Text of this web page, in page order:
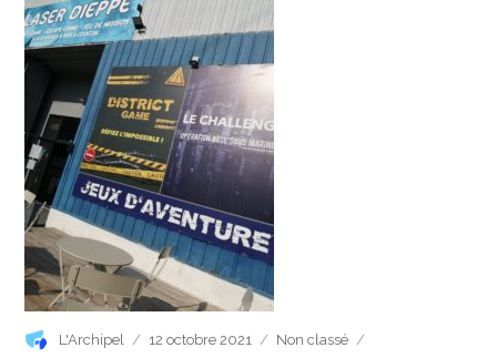
Auteur
L'Archipel
Publié
12 octobre 2021 Catégories
Non classé